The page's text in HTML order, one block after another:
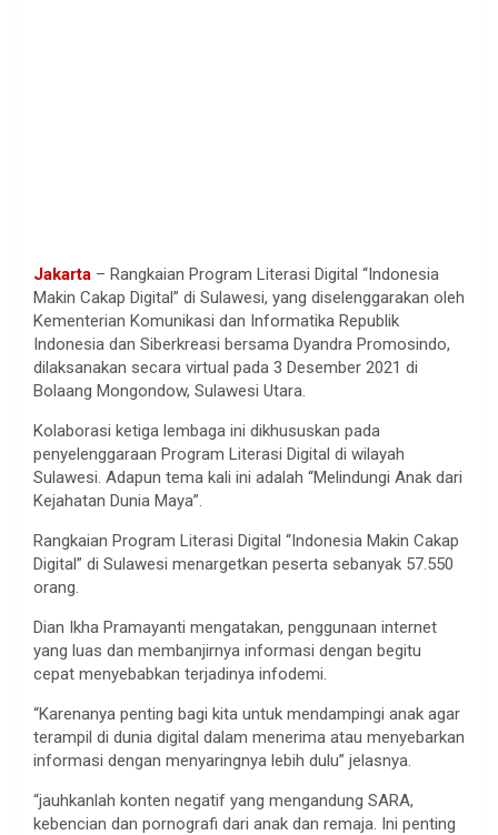
Jakarta – Rangkaian Program Literasi Digital “Indonesia
Makin Cakap Digital” di Sulawesi, yang diselenggarakan oleh
Kementerian Komunikasi dan Informatika Republik
Indonesia dan Siberkreasi bersama Dyandra Promosindo,
dilaksanakan secara virtual pada 3 Desember 2021 di
Bolaang Mongondow, Sulawesi Utara.
Kolaborasi ketiga lembaga ini dikhususkan pada
penyelenggaraan Program Literasi Digital di wilayah
Sulawesi. Adapun tema kali ini adalah “Melindungi Anak dari
Kejahatan Dunia Maya”.
Rangkaian Program Literasi Digital “Indonesia Makin Cakap
Digital” di Sulawesi menargetkan peserta sebanyak 57.550
orang.
Dian Ikha Pramayanti mengatakan, penggunaan internet
yang luas dan membanjirnya informasi dengan begitu
cepat menyebabkan terjadinya infodemi.
“Karenanya penting bagi kita untuk mendampingi anak agar
terampil di dunia digital dalam menerima atau menyebarkan
informasi dengan menyaringnya lebih dulu” jelasnya.
“jauhkanlah konten negatif yang mengandung SARA,
kebencian dan pornografi dari anak dan remaja. Ini penting